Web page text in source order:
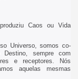
Caos ou Vida
Universo, somos co-
sempre com
e receptores. Nós
aquelas mesmas